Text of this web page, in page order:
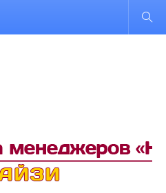
Обычная версия